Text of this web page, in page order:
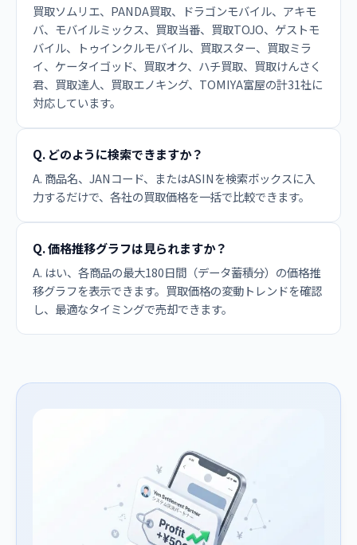
買取ソムリエ、PANDA買取、ドラゴンモバイル、アキモ
バ、モバイルミックス、買取当番、買取TOJO、ゲストモ
バイル、トゥインクルモバイル、買取スター、買取ミラ
イ、ケータイゴッド、買取オク、ハチ買取、買取けんさく
君、買取達人、買取エノキング、TOMIYA富屋の計31社に
対応しています。
Q. どのように検索できますか？
A. 商品名、JANコード、またはASINを検索ボックスに入
力するだけで、各社の買取価格を一括で比較できます。
Q. 価格推移グラフは見られますか？
A. はい、各商品の最大180日間（データ蓄積分）の価格推
移グラフを表示できます。買取価格の変動トレンドを確認
し、最適なタイミングで売却できます。